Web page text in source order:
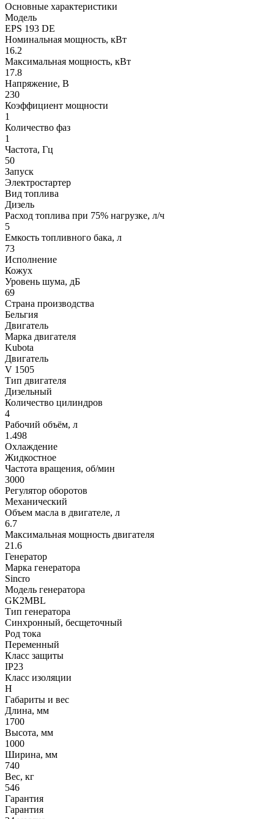
Основные характеристики
Модель
EPS 193 DE
Номинальная мощность, кВт
16.2
Максимальная мощность, кВт
17.8
Напряжение, В
230
Коэффициент мощности
1
Количество фаз
1
Частота, Гц
50
Запуск
Электростартер
Вид топлива
Дизель
Расход топлива при 75% нагрузке, л/ч
5
Емкость топливного бака, л
73
Исполнение
Кожух
Уровень шума, дБ
69
Страна производства
Бельгия
Двигатель
Марка двигателя
Kubota
Двигатель
V 1505
Тип двигателя
Дизельный
Количество цилиндров
4
Рабочий объём, л
1.498
Охлаждение
Жидкостное
Частота вращения, об/мин
3000
Регулятор оборотов
Механический
Объем масла в двигателе, л
6.7
Максимальная мощность двигателя
21.6
Генератор
Марка генератора
Sincro
Модель генератора
GK2MBL
Тип генератора
Синхронный, бесщеточный
Род тока
Переменный
Класс защиты
IP23
Класс изоляции
Н
Габариты и вес
Длина, мм
1700
Высота, мм
1000
Ширина, мм
740
Вес, кг
546
Гарантия
Гарантия